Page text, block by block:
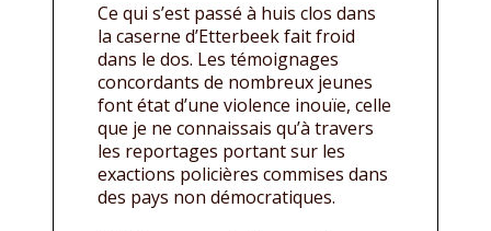
Ce qui s’est passé à huis clos dans
la caserne d’Etterbeek fait froid
dans le dos. Les témoignages
concordants de nombreux jeunes
font état d’une violence inouïe, celle
que je ne connaissais qu’à travers
les reportages portant sur les
exactions policières commises dans
des pays non démocratiques.